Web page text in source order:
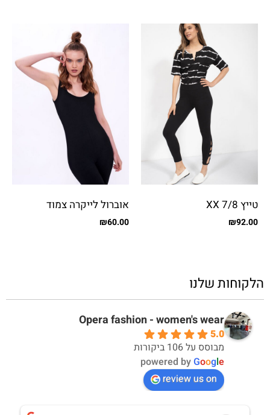
טייץ XX 7/8
₪92.00
אוברול לייקרה צמוד
₪60.00
הלקוחות שלנו
Opera fashion - women's wear
5.0
מבוסס על 106 ביקורות
powered byGoogle
review us on